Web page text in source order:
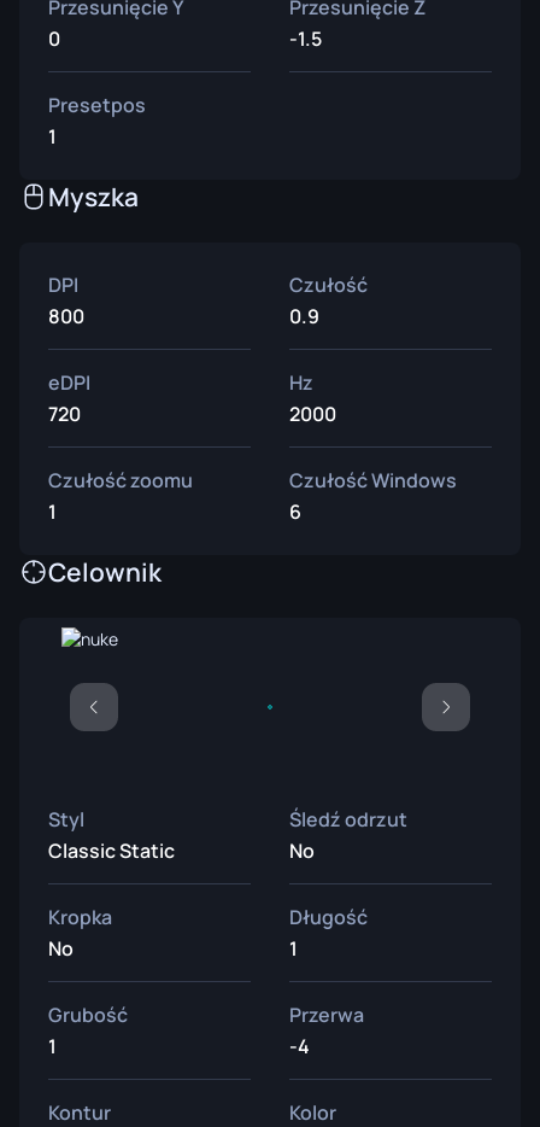
Przesunięcie Y
0
Przesunięcie Z
-1.5
Presetpos
1
Myszka
DPI
800
Czułość
0.9
eDPI
720
Hz
2000
Czułość zoomu
1
Czułość Windows
6
Celownik
Styl
Classic Static
Śledź odrzut
No
Kropka
No
Długość
1
Grubość
1
Przerwa
-4
Kontur
Kolor